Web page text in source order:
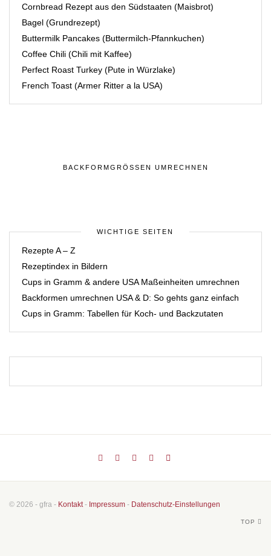
Cornbread Rezept aus den Südstaaten (Maisbrot)
Bagel (Grundrezept)
Buttermilk Pancakes (Buttermilch-Pfannkuchen)
Coffee Chili (Chili mit Kaffee)
Perfect Roast Turkey (Pute in Würzlake)
French Toast (Armer Ritter a la USA)
BACKFORMGRÖSSEN UMRECHNEN
WICHTIGE SEITEN
Rezepte A – Z
Rezeptindex in Bildern
Cups in Gramm & andere USA Maßeinheiten umrechnen
Backformen umrechnen USA & D: So gehts ganz einfach
Cups in Gramm: Tabellen für Koch- und Backzutaten
© 2026 - gfra - Kontakt- Impressum - Datenschutz-Einstellungen
TOP